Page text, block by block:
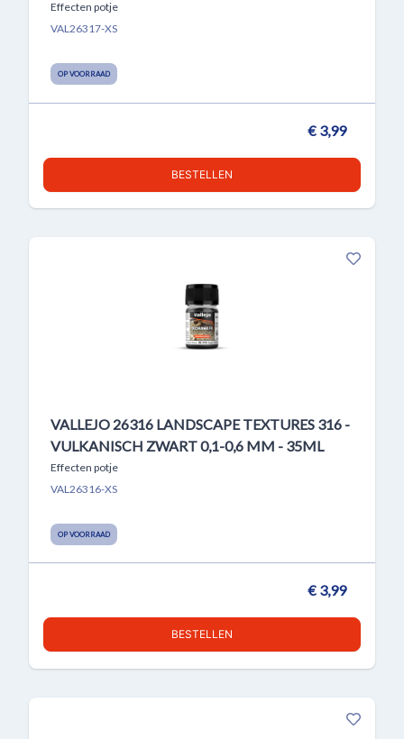
Effecten potje
VAL26317-XS
OP VOORRAAD
€ 3,99
BESTELLEN
VALLEJO 26316 LANDSCAPE TEXTURES 316 -
VULKANISCH ZWART 0,1-0,6 MM - 35ML
Effecten potje
VAL26316-XS
OP VOORRAAD
€ 3,99
BESTELLEN